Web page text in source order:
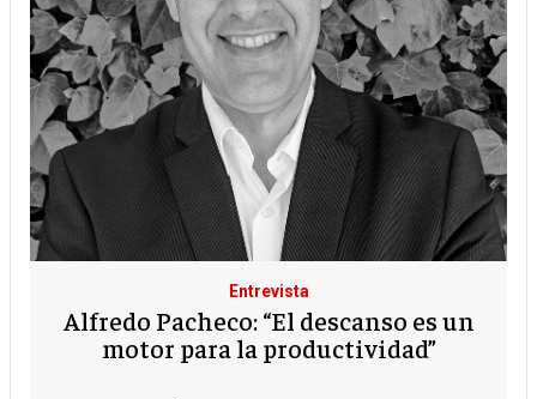
Entrevista
Alfredo Pacheco: “El descanso es un
motor para la productividad”